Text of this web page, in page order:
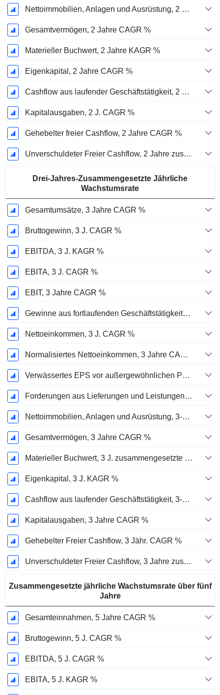
Nettoimmobilien, Anlagen und Ausrüstung, 2 Jahre. CAGR %
Gesamtvermögen, 2 Jahre CAGR %
Materieller Buchwert, 2 Jahre KAGR %
Eigenkapital, 2 Jahre CAGR %
Cashflow aus laufender Geschäftstätigkeit, 2 Jahre CAGR %
Kapitalausgaben, 2 J. CAGR %
Gehebelter freier Cashflow, 2 Jahre CAGR %
Unverschuldeter Freier Cashflow, 2 Jahre zusammengesetzte jährliche Wachstumsrate %
Drei-Jahres-Zusammengesetzte Jährliche
Wachstumsrate
Gesamtumsätze, 3 Jahre CAGR %
Bruttogewinn, 3 J. CAGR %
EBITDA, 3 J. KAGR %
EBITA, 3 J. CAGR %
EBIT, 3 Jahre CAGR %
Gewinne aus fortlaufenden Geschäftstätigkeiten, 3 Jahre KAGR %
Nettoeinkommen, 3 J. CAGR %
Normalisiertes Nettoeinkommen, 3 Jahre CAGR %
Verwässertes EPS vor außergewöhnlichen Posten, 3-Jahres-CAGR %
Forderungen aus Lieferungen und Leistungen, 3-Jahres-CAGR %
Nettoimmobilien, Anlagen und Ausrüstung, 3-Jahres-CAGR %
Gesamtvermögen, 3 Jahre CAGR %
Materieller Buchwert, 3 J. zusammengesetzte jährliche Wachstumsrate %
Eigenkapital, 3 J. KAGR %
Cashflow aus laufender Geschäftstätigkeit, 3-Jahres-CAGR %
Kapitalausgaben, 3 Jahre CAGR %
Gehebelter Freier Cashflow, 3 Jähr. CAGR %
Unverschuldeter Freier Cashflow, 3 Jahre zusammengesetzte jährliche Wachstumsrate %
Zusammengesetzte jährliche Wachstumsrate über fünf
Jahre
Gesamteinnahmen, 5 Jahre CAGR %
Bruttogewinn, 5 J. CAGR %
EBITDA, 5 J. CAGR %
EBITA, 5 J. KAGR %